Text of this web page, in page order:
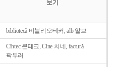
보기
bibliotecǎ 비블리오테커, alb 알브
Cîntec 큰테크, Cine 치네, facturǎ
팍투러